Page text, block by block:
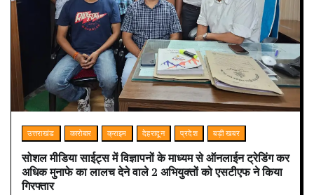
उत्तराखंड कारोबार क्राइम देहरादून प्रदेश बड़ी खबर
सोशल मीडिया साईट्स में विज्ञापनों के माध्यम से ऑनलाईन ट्रेडिंग कर
अधिक मुनाफे का लालच देने वाले 2 अभियुक्तों को एसटीएफ ने किया
गिरफ्तार